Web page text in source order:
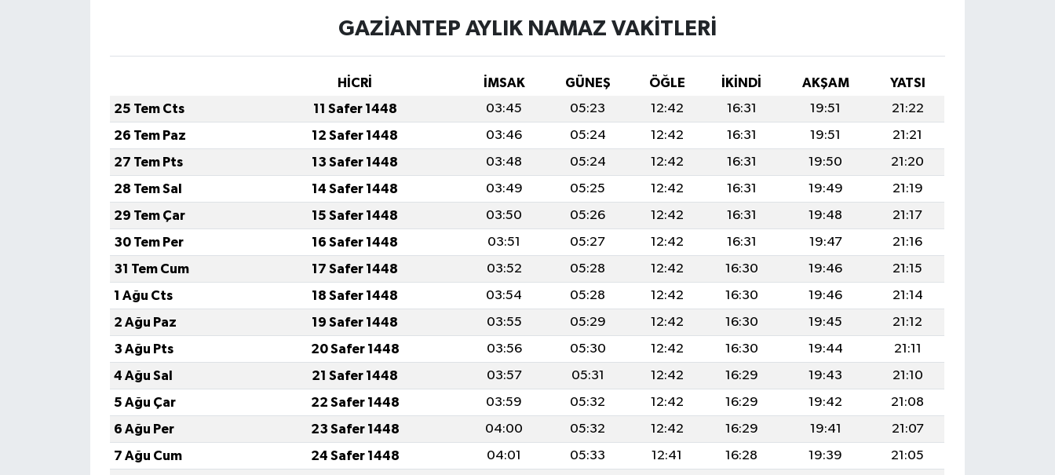
GAZİANTEP AYLIK NAMAZ VAKITLERI
HİCRİ İMSAK GÜNEŞ ÖĞLE İKINDI AKŞAM
YATSI
25 Tem Cts
11 Safer 1448 03:45 05:23 12:42 16:31 19:51
21:22
26 Tem Paz
12 Safer 1448 03:46 05:24 12:42 16:31 19:51
21:21
27 Tem Pts
13 Safer 1448 03:48 05:24 12:42 16:31 19:50
21:20
28 Tem Sal
14 Safer 1448 03:49 05:25 12:42 16:31 19:49
21:19
29 Tem Çar
15 Safer 1448 03:50 05:26 12:42 16:31 19:48
21:17
30 Tem Per
16 Safer 1448 03:51 05:27 12:42 16:31 19:47
21:16
31 Tem Cum
17 Safer 1448 03:52 05:28 12:42 16:30 19:46
21:15
1 Ağu Cts
18 Safer 1448 03:54 05:28 12:42 16:30 19:46
21:14
2 Ağu Paz
19 Safer 1448 03:55 05:29 12:42 16:30 19:45
21:12
3 Ağu Pts
20 Safer 1448 03:56 05:30 12:42 16:30 19:44
21:11
4 Ağu Sal
21 Safer 1448 03:57 05:31 12:42 16:29 19:43
21:10
5 Ağu Çar
22 Safer 1448 03:59 05:32 12:42 16:29 19:42
21:08
6 Ağu Per
23 Safer 1448 04:00 05:32 12:42 16:29 19:41
21:07
7 Ağu Cum
24 Safer 1448 04:01 05:33 12:41 16:28 19:39
21:05